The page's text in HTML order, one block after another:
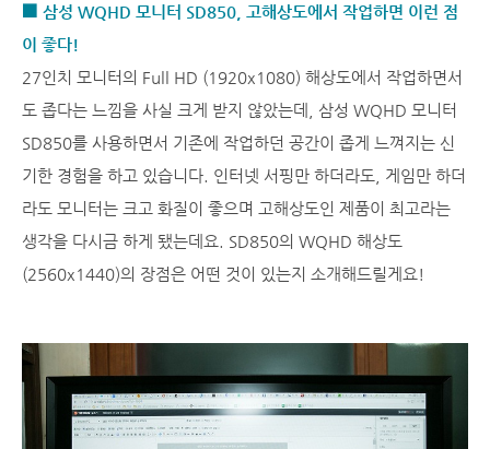
■ 삼성 WQHD 모니터 SD850, 고해상도에서 작업하면 이런 점
이 좋다!
27인치 모니터의 Full HD (1920x1080) 해상도에서 작업하면서
도 좁다는 느낌을 사실 크게 받지 않았는데, 삼성 WQHD 모니터
SD850를 사용하면서 기존에 작업하던 공간이 좁게 느껴지는 신
기한 경험을 하고 있습니다. 인터넷 서핑만 하더라도, 게임만 하더
라도 모니터는 크고 화질이 좋으며 고해상도인 제품이 최고라는
생각을 다시금 하게 됐는데요. SD850의 WQHD 해상도
(2560x1440)의 장점은 어떤 것이 있는지 소개해드릴게요!